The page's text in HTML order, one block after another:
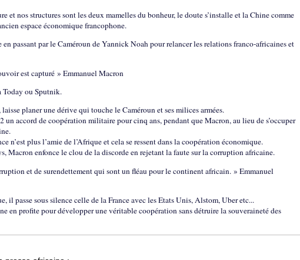
et nos structures sont les deux mamelles du bonheur, le doute s’installe et la Chine comme
espace économique francophone.
passant par le Caméroun de Yannick Noah pour relancer les relations franco-africaines et
est capturé » Emmanuel Macron
Today ou Sputnik.
planer une dérive qui touche le Caméroun et ses milices armées.
accord de coopération militaire pour cinq ans, pendant que Macron, au lieu de s’occuper
n’est plus l’amie de l’Afrique et cela se ressent dans la coopération économique.
Macron enfonce le clou de la discorde en rejetant la faute sur la corruption africaine.
et de surendettement qui sont un fléau pour le continent africain. » Emmanuel
il passe sous silence celle de la France avec les Etats Unis, Alstom, Uber etc...
en profite pour développer une véritable coopération sans détruire la souveraineté des